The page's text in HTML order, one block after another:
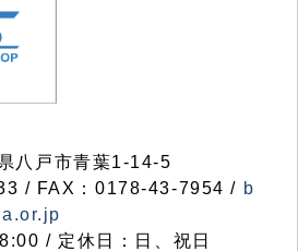
八戸市青葉1-14-5
/ FAX：0178-43-7954 / b
/ 定休日：日、祝日